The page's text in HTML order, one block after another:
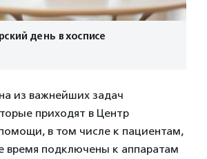
день в хосписе
из важнейших задач
приходят в Центр
в том числе к пациентам,
время подключены к аппаратам